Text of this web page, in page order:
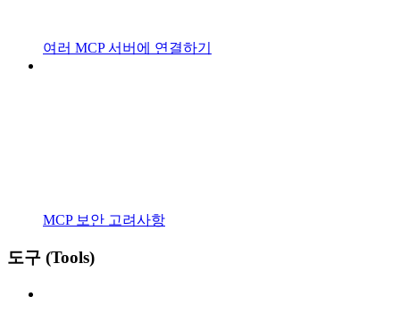
여러 MCP 서버에 연결하기
MCP 보안 고려사항
도구 (Tools)